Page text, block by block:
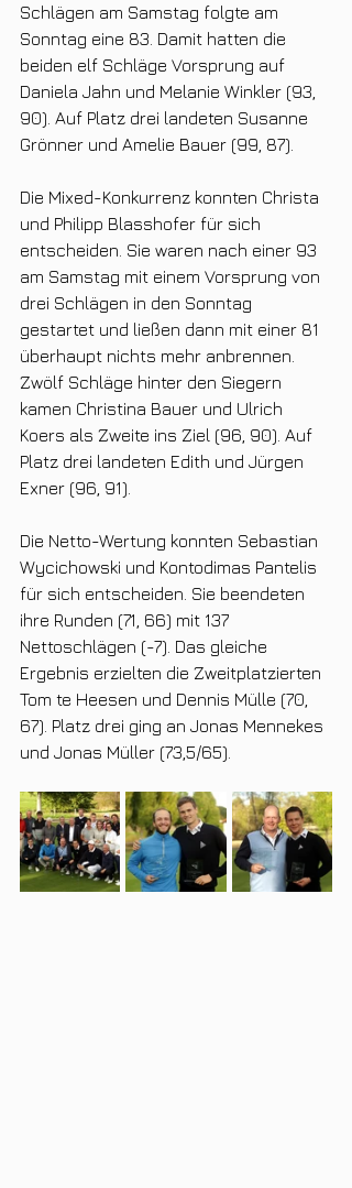
Schlägen am Samstag folgte am
Sonntag eine 83. Damit hatten die
beiden elf Schläge Vorsprung auf
Daniela Jahn und Melanie Winkler (93,
90). Auf Platz drei landeten Susanne
Grönner und Amelie Bauer (99, 87).
Die Mixed-Konkurrenz konnten Christa
und Philipp Blasshofer für sich
entscheiden. Sie waren nach einer 93
am Samstag mit einem Vorsprung von
drei Schlägen in den Sonntag
gestartet und ließen dann mit einer 81
überhaupt nichts mehr anbrennen.
Zwölf Schläge hinter den Siegern
kamen Christina Bauer und Ulrich
Koers als Zweite ins Ziel (96, 90). Auf
Platz drei landeten Edith und Jürgen
Exner (96, 91).
Die Netto-Wertung konnten Sebastian
Wycichowski und Kontodimas Pantelis
für sich entscheiden. Sie beendeten
ihre Runden (71, 66) mit 137
Nettoschlägen (-7). Das gleiche
Ergebnis erzielten die Zweitplatzierten
Tom te Heesen und Dennis Mülle (70,
67). Platz drei ging an Jonas Mennekes
und Jonas Müller (73,5/65).